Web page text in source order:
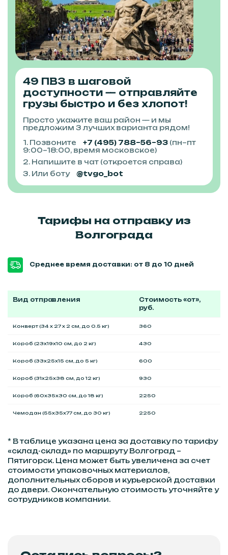
49 ПВЗ в шаговой
доступности — отправляйте
грузы быстро и без хлопот!
Просто укажите ваш район — и мы
предложим 3 лучших варианта рядом!
1. Позвоните
+7 (495) 788–56–93 (пн–пт
9:00–18:00, время московское)
2. Напишите в чат (откроется справа)
3. Или боту
@tvgo_bot
Тарифы на отправку из
Волгограда
Среднее время доставки: от 8 до 10 дней
Вид отправления
Стоимость «от»,
руб.
Конверт (34 x 27 x 2 см, до 0.5 кг) 360
Короб (23x19x10 см, до 2 кг) 430
Короб (33x25x15 см, до 5 кг) 600
Короб (31x25x38 см, до 12 кг) 930
Короб (60x35x30 см, до 18 кг) 2250
Чемодан (55x35x77 см, до 30 кг) 2250
* В таблице указана цена за доставку по тарифу
«склад-склад» по маршруту Волгоград –
Пятигорск. Цена может быть увеличена за счет
стоимости упаковочных материалов,
дополнительных сборов и курьерской доставки
до двери. Окончательную стоимость уточняйте у
сотрудников компании.